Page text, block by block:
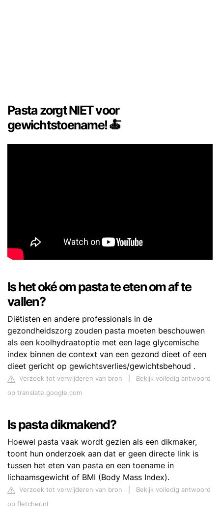
Pasta zorgt NIET voor
gewichtstoename! 🍝
Is het oké om pasta te eten om af te
vallen?
Diëtisten en andere professionals in de
gezondheidszorg zouden pasta moeten beschouwen
als een koolhydraatoptie met een lage glycemische
index binnen de context van een gezond dieet of een
dieet gericht op gewichtsverlies/gewichtsbehoud .
Verzoek tot verwijderen van bron
Bekijk volledig antwoord
op translate.google.com
Is pasta dikmakend?
Hoewel pasta vaak wordt gezien als een dikmaker,
toont hun onderzoek aan dat er geen directe link is
tussen het eten van pasta en een toename in
lichaamsgewicht of BMI (Body Mass Index).
Verzoek tot verwijderen van bron
Bekijk volledig antwoord
op fletcher.nl